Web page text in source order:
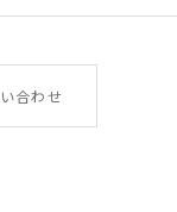
合わせ